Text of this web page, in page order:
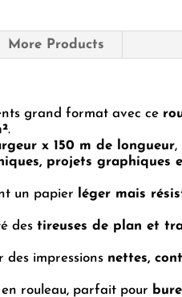
–
594
m
More Products
grand format avec ce
.
x 150 m de longueur,
projets graphiques
un papier léger mais
des tireuses de plan et
des impressions nettes,
rouleau, parfait pour